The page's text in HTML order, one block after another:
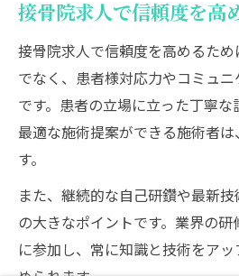
接骨院求人で信頼度を高
接骨院求人で信頼度を高めるた
でなく、患者様対応力やコミュ
です。患者の立場に立った丁寧
最適な施術提案ができる施術者
す。
また、継続的な自己研鑽や最新
の大きなポイントです。業界の
に参加し、常に知識と技術をア